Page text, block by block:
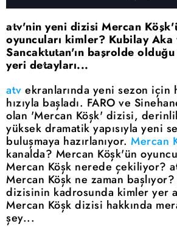
atv'nin yeni dizisi Mercan
oyuncuları kimler? Kubilay Aka
Sancaktutan'ın başrolde
yeri detayları...
atv ekranlarında yeni sezon için
hızıyla başladı. FARO ve
olan 'Mercan Köşk' dizisi,
yüksek dramatik yapısıyla yeni
buluşmaya hazırlanıyor. Mercan
kanalda? Mercan Köşk'ün
Mercan Köşk nerede çekiliyor?
Mercan Köşk ne zaman
dizisinin kadrosunda kimler yer
Mercan Köşk dizisi hakkında
şey...